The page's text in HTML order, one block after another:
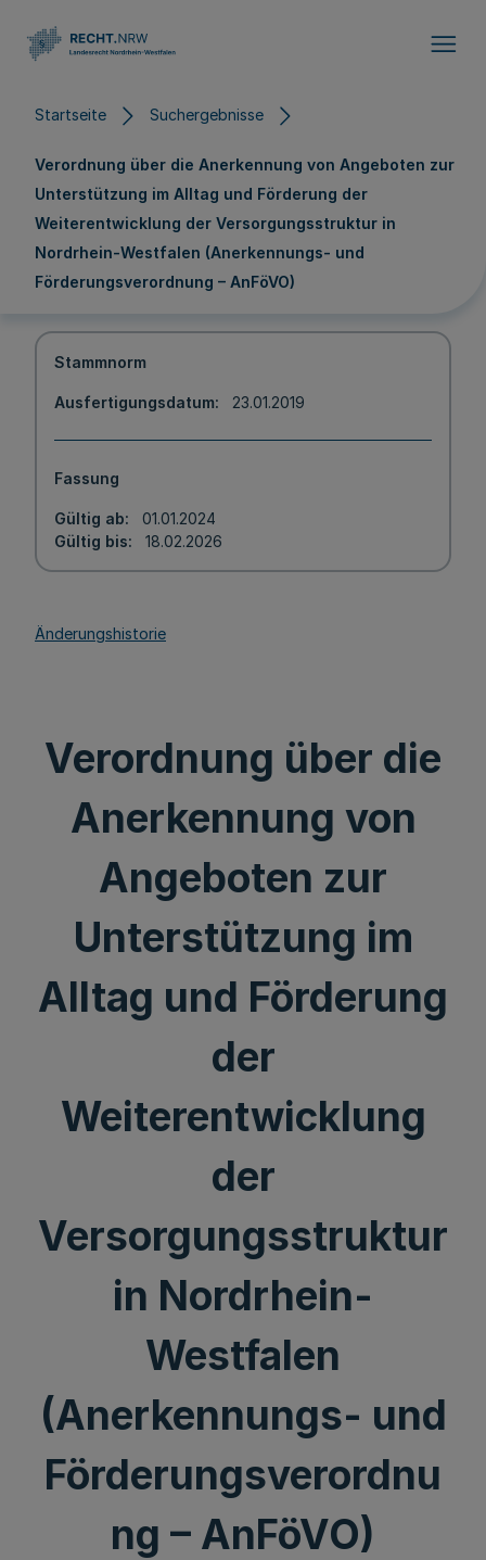
Startseite Suchergebnisse
Verordnung über die Anerkennung von Angeboten zur
Unterstützung im Alltag und Förderung der
Weiterentwicklung der Versorgungsstruktur in
Nordrhein-Westfalen (Anerkennungs- und
Förderungsverordnung – AnFöVO)
Stammnorm
Ausfertigungsdatum 23.01.2019
Fassung
Gültig ab
01.01.2024
Gültig bis
18.02.2026
Änderungshistorie
Verordnung über die
Anerkennung von
Angeboten zur
Unterstützung im
Alltag und Förderung
der
Weiterentwicklung
der
Versorgungsstruktur
in Nordrhein-
Westfalen
(Anerkennungs- und
Förderungsverordnu
ng – AnFöVO)